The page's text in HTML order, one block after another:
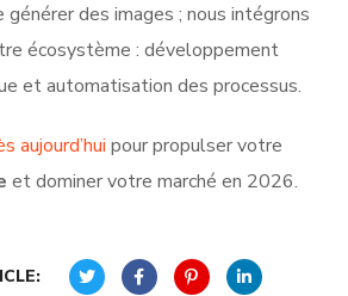
des images ; nous intégrons
écosystème : développement
et automatisation des processus.
aujourd’hui pour propulser votre
et dominer votre marché en 2026.